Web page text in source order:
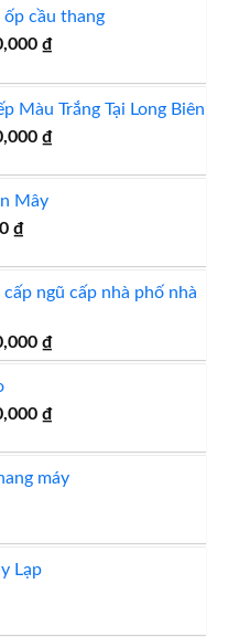
cầu thang
₫.
₫Giá
tại
là:
1,850,000 ₫.
Màu Trắng Tại Long Biên
₫.
₫Giá
Mây
₫.
₫Giá
là:ngũ cấp nhà phố nhà
₫.
₫Giá
hiện
là:
₫.
₫Giá
là:
máy
Lạp